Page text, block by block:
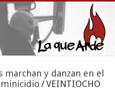
marchan y danzan en el
/VEINTIOCHO